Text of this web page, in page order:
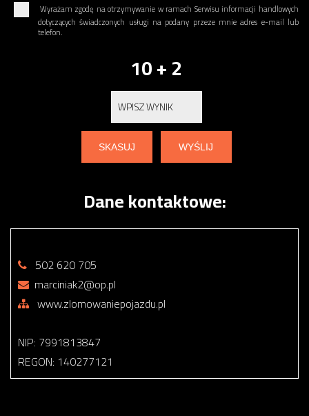
Wyrażam zgodę na otrzymywanie w ramach Serwisu informacji handlowych
dotyczących świadczonych usługi na podany przeze mnie adres e-mail lub
telefon.
10 + 2
Dane kontaktowe:
502 620 705
marciniak2@op.pl
www.zlomowaniepojazdu.pl
NIP: 7991813847
REGON: 140277121